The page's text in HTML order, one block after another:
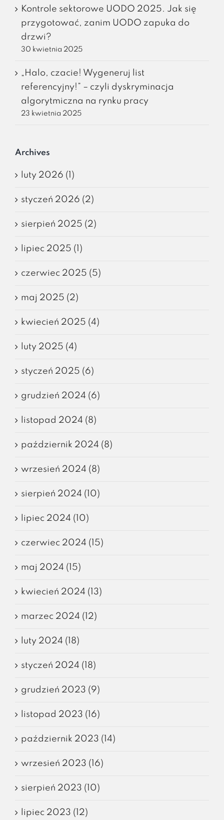
Kontrole sektorowe UODO 2025. Jak się
przygotować, zanim UODO zapuka do
drzwi?
30 kwietnia 2025
„Halo, czacie! Wygeneruj list
referencyjny!” – czyli dyskryminacja
algorytmiczna na rynku pracy
23 kwietnia 2025
Archives
luty 2026 (1)
styczeń 2026 (2)
sierpień 2025 (2)
lipiec 2025 (1)
czerwiec 2025 (5)
maj 2025 (2)
kwiecień 2025 (4)
luty 2025 (4)
styczeń 2025 (6)
grudzień 2024 (6)
listopad 2024 (8)
październik 2024 (8)
wrzesień 2024 (8)
sierpień 2024 (10)
lipiec 2024 (10)
czerwiec 2024 (15)
maj 2024 (15)
kwiecień 2024 (13)
marzec 2024 (12)
luty 2024 (18)
styczeń 2024 (18)
grudzień 2023 (9)
listopad 2023 (16)
październik 2023 (14)
wrzesień 2023 (16)
sierpień 2023 (10)
lipiec 2023 (12)